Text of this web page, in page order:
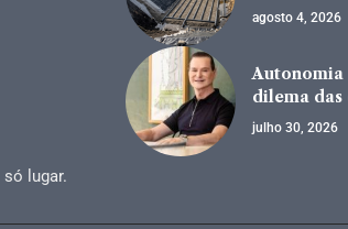
lugar.
agosto 4, 2026
Autonomia
dilema das
julho 30, 2026